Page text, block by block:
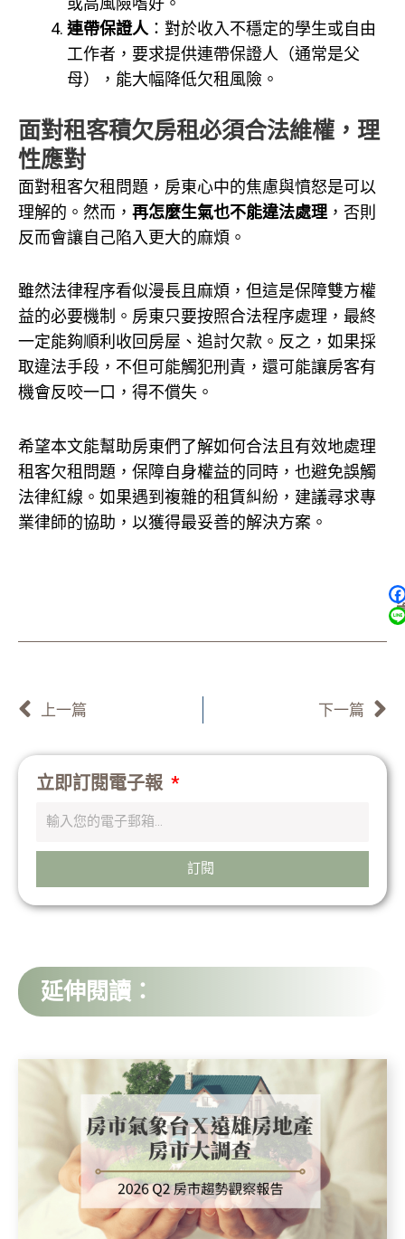
連帶保證人 ：對於收入不穩定的學生或自由
工作者，要求提供連帶保證人（通常是父
母），能大幅降低欠租風險。
面對租客積欠房租必須合法維權，理
性應對
面對租客欠租問題，房東心中的焦慮與憤怒是可以
理解的。然而， 再怎麼生氣也不能違法處理 ，否則
反而會讓自己陷入更大的麻煩。
雖然法律程序看似漫長且麻煩，但這是保障雙方權
益的必要機制。房東只要按照合法程序處理，最終
一定能夠順利收回房屋、追討欠款。反之，如果採
取違法手段，不但可能觸犯刑責，還可能讓房客有
機會反咬一口，得不償失。
希望本文能幫助房東們了解如何合法且有效地處理
租客欠租問題，保障自身權益的同時，也避免誤觸
法律紅線。如果遇到複雜的租賃糾紛，建議尋求專
業律師的協助，以獲得最妥善的解決方案。
上一篇 下一篇
立即訂閱電子報
訂閱
延伸閱讀：